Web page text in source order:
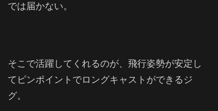
では届かない。
そこで活躍してくれるのが、飛行姿勢が安定し
てピンポイントでロングキャストができるジ
グ。